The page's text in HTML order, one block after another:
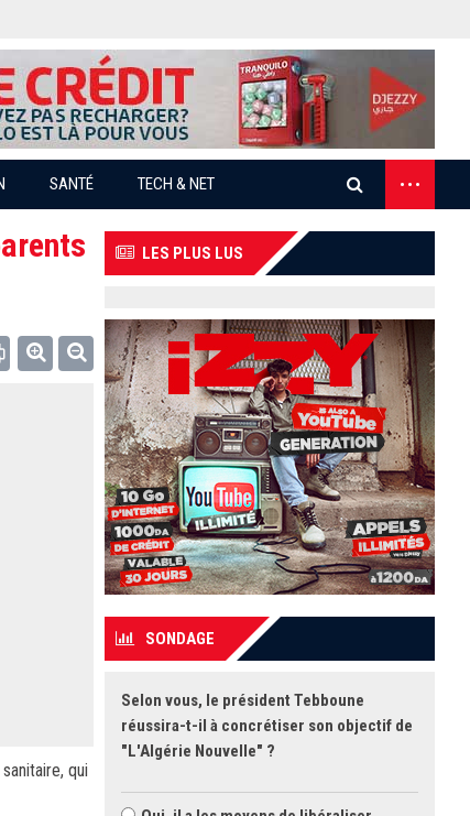
SANTÉ TECH & NET
...
Print
qui
LES PLUS LUS
SONDAGE
Selon vous, le président Tebboune
réussira-t-il à concrétiser son objectif de
"L'Algérie Nouvelle" ?